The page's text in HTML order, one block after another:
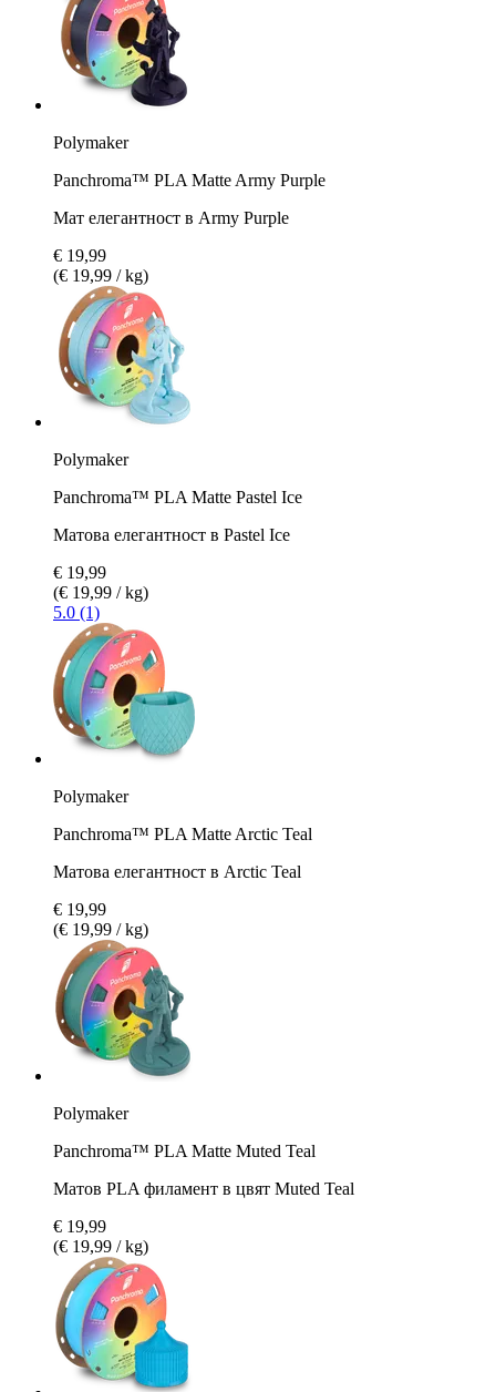
Polymaker
Panchroma™ PLA Matte Army Purple
Мат елегантност в Army Purple
€ 19,99
(€ 19,99 / kg)
Polymaker
Panchroma™ PLA Matte Pastel Ice
Матова елегантност в Pastel Ice
€ 19,99
(€ 19,99 / kg)
5.0 (1)
Polymaker
Panchroma™ PLA Matte Arctic Teal
Матова елегантност в Arctic Teal
€ 19,99
(€ 19,99 / kg)
Polymaker
Panchroma™ PLA Matte Muted Teal
Матов PLA филамент в цвят Muted Teal
€ 19,99
(€ 19,99 / kg)